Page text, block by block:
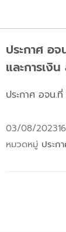
ประกาศ อ
และการเงิ
ประกาศ อจน.
03/08/2023
หมวดหมู่ ประก